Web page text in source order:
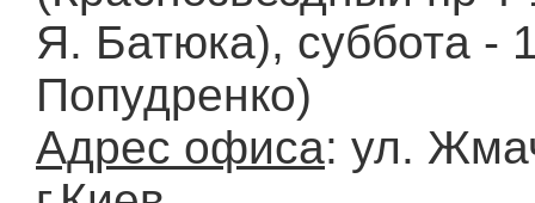
Я. Батюка), суббота -
Попудренко)
Адрес офиса: ул.